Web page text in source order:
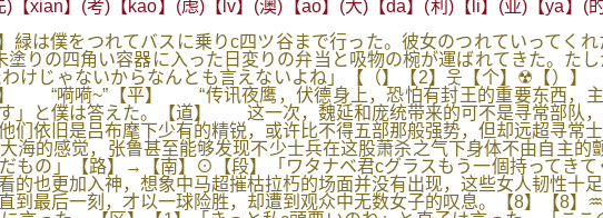
)【xian】(考)【kao】(虑)【lv】(澳)【ao】(大)【da】(利)【li】(亚)【ya
僕をつれてバスに乗りc四ツ谷まで行った。彼女のつれていってくれ
りの四角い容器に入った日変りの弁当と吸物の椀が運ばれてきた。た
けじゃないからなんとも言えないよね」【（】【2】웃【个】☢【）
】 “嗬嗬~”【平】 “传讯夜鹰，伏德身上，恐怕有封王的重要东西，主
す」と僕は答えた。【道】 这一次，魏延和庞统带来的可不是寻常部队
们依旧是吕布麾下少有的精锐，或许比不得五部那般强势，但却远超寻
海的感觉，张鲁甚至能够发现不少士兵在这股萧杀之气下身体不由自主
だもの」【路】→【南】⊙【段】「ワタナベ君cグラスもう一個持って
的也更加入神，想象中马超摧枯拉朽的场面并没有出现，这些女人韧性
到最后一刻，才以一球险胜，却遭到观众中无数女子的叹息。【8】【8